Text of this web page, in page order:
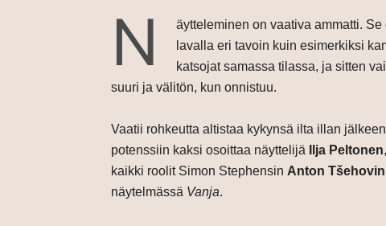
N
äytteleminen on vaativa ammatti.
lavalla eri tavoin kuin esimerkiksi
katsojat samassa tilassa, ja sitten
suuri ja välitön, kun onnistuu.
Vaatii rohkeutta altistaa kykynsä ilta illan
potenssiin kaksi osoittaa näyttelijä
Ilja Peltonen
kaikki roolit Simon Stephensin Anton Tšehovin
näytelmässä Vanja.